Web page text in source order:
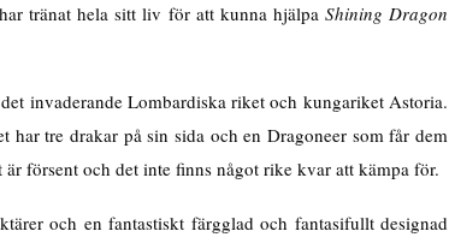
tränat hela sitt liv för att kunna hjälpa Shining Dragon
invaderande Lombardiska riket och kungariket Astoria.
tre drakar på sin sida och en Dragoneer som får dem
försent och det inte finns något rike kvar att kämpa för.
och en fantastiskt färgglad och fantasifullt designad